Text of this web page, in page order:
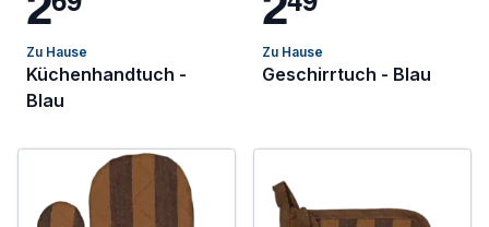
Zu Hause
Küchenhandtuch -
Blau
Zu Hause
Geschirrtuch - Blau